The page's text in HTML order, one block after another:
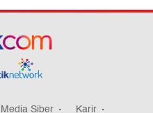
Siber
Karir